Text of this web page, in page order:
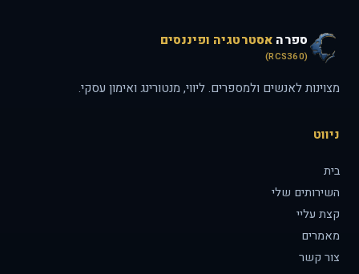
ספרה אסטרטגיה ופיננסים
(RCS360)
מצוינות לאנשים ולמספרים. ליווי, מנטורינג ואימון עסקי.
ניווט
בית
השירותים שלי
קצת עליי
מאמרים
צור קשר